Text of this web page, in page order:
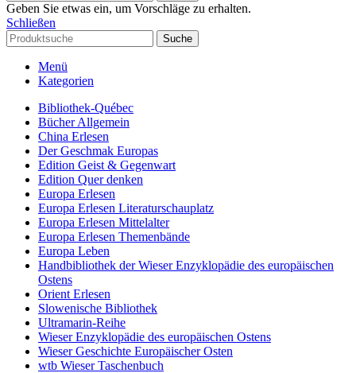
Geben Sie etwas ein, um Vorschläge zu erhalten.
Schließen
Suche
Menü
Kategorien
Bibliothek-Québec
Bücher Allgemein
China Erlesen
Der Geschmak Europas
Edition Geist & Gegenwart
Edition Quer denken
Europa Erlesen
Europa Erlesen Literaturschauplatz
Europa Erlesen Mittelalter
Europa Erlesen Themenbände
Europa Leben
Handbibliothek der Wieser Enzyklopädie des europäischen
Ostens
Orient Erlesen
Slowenische Bibliothek
Ultramarin-Reihe
Wieser Enzyklopädie des europäischen Ostens
Wieser Geschichte Europäischer Osten
wtb Wieser Taschenbuch